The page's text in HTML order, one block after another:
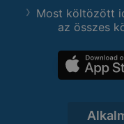
Most költözött
az összes